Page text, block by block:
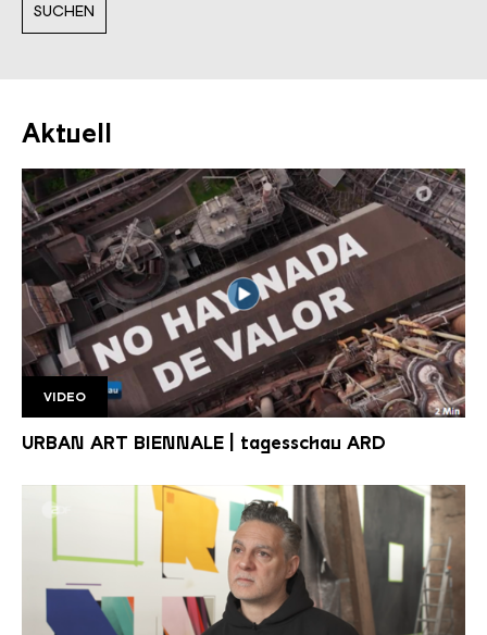
Aktuell
Tagesschau UAB
VIDEO
URBAN ART BIENNALE | tagesschau ARD